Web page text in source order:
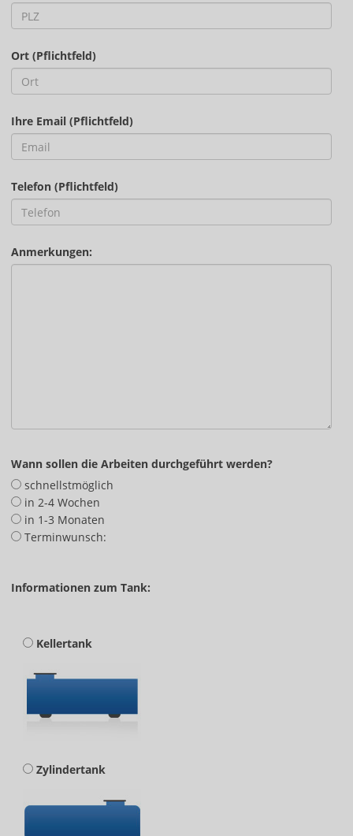
Ort (Pflichtfeld)
Ihre Email (Pflichtfeld)
Telefon (Pflichtfeld)
Anmerkungen:
Wann sollen die Arbeiten durchgeführt werden?
schnellstmöglich
in 2-4 Wochen
in 1-3 Monaten
Terminwunsch:
Informationen zum Tank:
Kellertank
Zylindertank